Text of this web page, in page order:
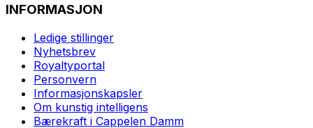
INFORMASJON
Ledige stillinger
Nyhetsbrev
Royaltyportal
Personvern
Informasjonskapsler
Om kunstig intelligens
Bærekraft i Cappelen Damm